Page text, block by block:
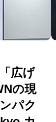
広げ
の現
パク